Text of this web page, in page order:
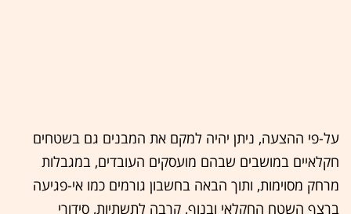
על-פי ההצעה, ניתן יהיה למקם את המבנים גם בשטחים
חקלאיים במושבים שבהם מועסקים העובדים, במגבלות
מרחק מסוימות, ותוך הבאה בחשבון גורמים כמו אי-פגיעה
ברצף השטח החקלאי ובנוף, קרבה לתשתיות, סידורי